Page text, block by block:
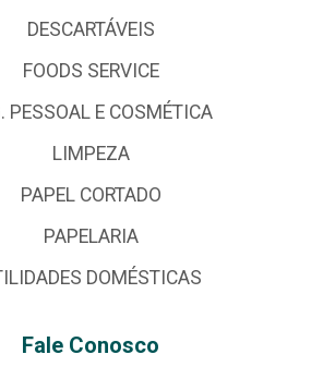
DESCARTÁVEIS
FOODS SERVICE
PESSOAL E COSMÉTICA
LIMPEZA
PAPEL CORTADO
PAPELARIA
DOMÉSTICAS
Fale Conosco